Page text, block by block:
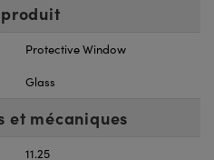
Protective Window
Glass
et mécaniques
11.25